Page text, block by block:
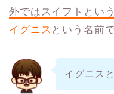
外ではスイフトとい
イグニス という名前
イグニス